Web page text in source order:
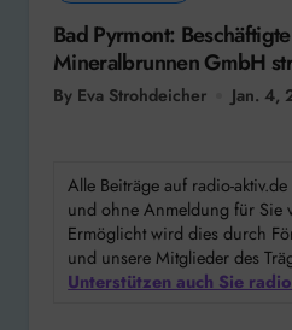
Bad Pyrmont:
Mineralbrunnen GmbH
By Eva Strohdeicher Jan. 4,
Alle Beiträge auf radio-
und ohne Anmeldung für Sie
Ermöglicht wird dies durch
und unsere Mitglieder des
Unterstützen auch Sie